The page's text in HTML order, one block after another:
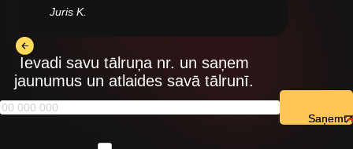
Juris K.
Ievadi savu tālruņa nr. un saņem
jaunumus un atlaides savā tālrunī.